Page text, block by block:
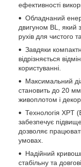
ефективності
Обладнаний
двигуном BL, який
рухів для чистого
Завдяки
відрізняється
користуванні.
Максимальний
становить до 20
живоплотом і
Технологія XPT
забезпечує
дозволяє
умовах.
Надійний
стабільну та